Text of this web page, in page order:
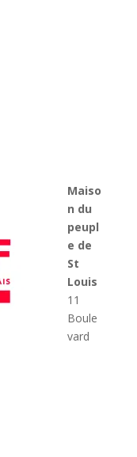
Maiso
n du
peupl
e de
St
Louis
11
Boule
vard